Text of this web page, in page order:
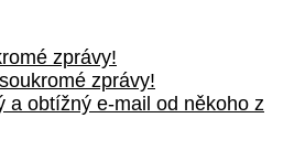
zprávy!
zprávy!
a obtížný e-mail od někoho z